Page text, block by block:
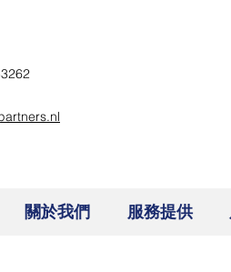
關於我們 服務提供